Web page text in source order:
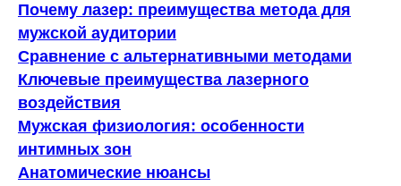
Почему лазер: преимущества метода для
мужской аудитории
Сравнение с альтернативными методами
Ключевые преимущества лазерного
воздействия
Мужская физиология: особенности
интимных зон
Анатомические нюансы